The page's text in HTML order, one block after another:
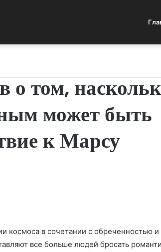
о том,
может быть
к Марсу
космоса в сочетании с обреченностью
все больше людей бросать